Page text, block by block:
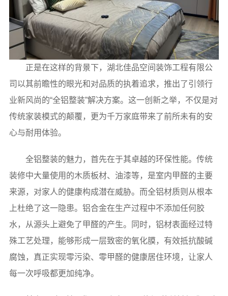
正是在这样的背景下，湖北佳品空间装饰工程有限公
司以其前瞻性的眼光和对品质的执着追求，推出了引领行
业新风尚的“全铝整装”解决方案。这一创新之举，不仅是对
传统家装模式的颠覆，更为千万家庭带来了前所未有的安
心与耐用体验。
全铝整装的魅力，首先在于其卓越的环保性能。传统
装修中大量使用的木质板材、油漆等，是室内甲醛的主要
来源，对家人的健康构成潜在威胁。而全铝材质则从根本
上杜绝了这一隐患。铝合金在生产过程中不添加任何胶
水，从源头上避免了甲醛的产生。同时，铝材表面经过特
殊工艺处理，能够形成一层致密的氧化膜，有效抵抗酸碱
腐蚀，真正实现零污染、零甲醛的健康居住环境，让家人
每一次呼吸都更加纯净。